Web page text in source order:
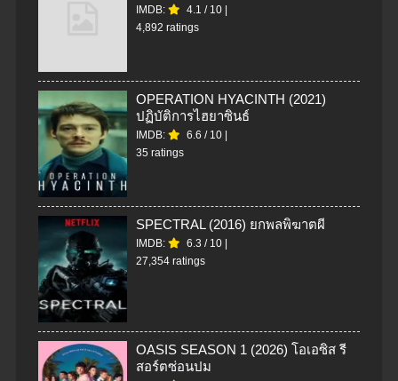
IMDB: 4.1 / 10
4,892 ratings
OPERATION HYACINTH (2021)
ปฏิบัติการไฮยาซินธ์
IMDB: 6.6 / 10
35 ratings
SPECTRAL (2016) ยกพลพิฆาตผี
IMDB: 6.3 / 10
27,354 ratings
OASIS SEASON 1 (2026) โอเอซิส รี
สอร์ตซ่อนปม